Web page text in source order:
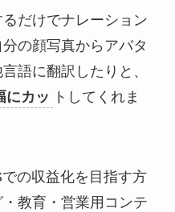
だけでナレーション
の顔写真からアバタ
語に翻訳したりと、
にカッ
トしてくれま
の収益化を目指す方
教育・営業用コンテ